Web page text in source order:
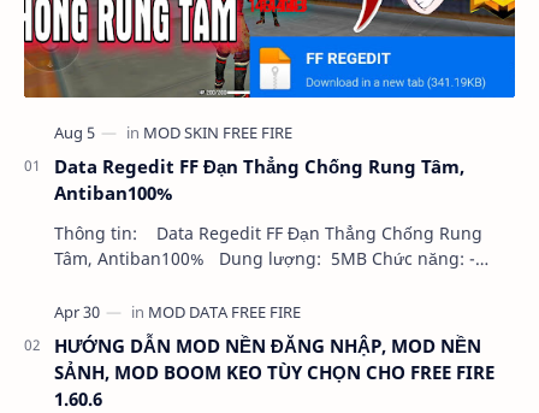
Data Regedit FF Đạn Thẳng Chống Rung Tâm,
Antiban100%
Thông tin: Data Regedit FF Đạn Thẳng Chống Rung
Tâm, Antiban100% Dung lượng: 5MB Chức năng: -
HƯỚNG DẪN MOD NỀN ĐĂNG NHẬP, MOD NỀN
SẢNH, MOD BOOM KEO TÙY CHỌN CHO FREE FIRE
1.60.6